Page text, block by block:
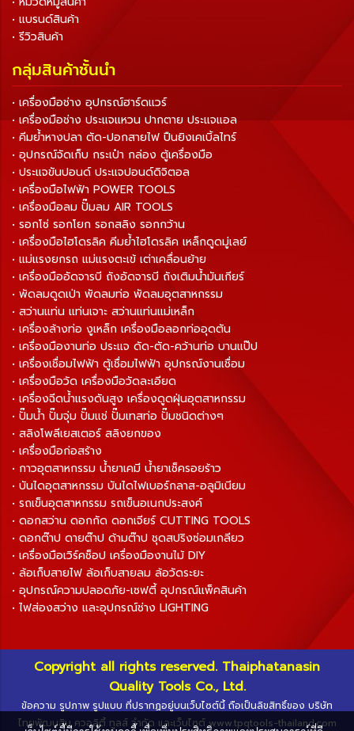
• แบรนด์สินค้า
• รีวิวสินค้า
กลุ่มสินค้าชั้นนำ
• เครื่องมือช่าง อุปกรณ์ฮาร์ดแวร์
• เครื่องมือช่าง ประแจแหวน ปากตาย ประแจแอล
• คีมย้ำหางปลา ตัด-ปอกสายไฟ ปืนยิงเคเบิ้ลไทร์
• อุปกรณ์จัดเก็บ กระเป๋า กล่อง ตู้เครื่องมือ
• ประแจขันปอนด์ ประแจปอนด์ดิจิตอล
• เครื่องมือไฟฟ้า POWER TOOLS
• เครื่องมือลม ปั๊มลม AIR TOOLS
• รอกโซ่ รอกโยก รอกสลิง รอกกว้าน
• เครื่องมือไฮโดรลิค คีมย้ำไฮโดรลิค เหล็กดูดมู่เลย์
• แม่แรงยกรถ แม่แรงตะเข้ เต่าเคลื่อนย้าย
• เครื่องมืออัดจารบี ถังอัดจารบี ถังเติมน้ำมันเกียร์
• พัดลมดูดเป่า พัดลมท่อ พัดลมอุตสาหกรรม
• สว่านแท่น แท่นเจาะ สว่านแท่นแม่เหล็ก
• เครื่องล้างท่อ งูเหล็ก เครื่องมือลอกท่ออุดตัน
• เครื่องมืองานท่อ ประแจ ดัด-ตัด-คว้านท่อ บานแป๊ป
• เครื่องเชื่อมไฟฟ้า ตู้เชื่อมไฟฟ้า อุปกรณ์งานเชื่อม
• เครื่องมือวัด เครื่องมือวัดละเอียด
• เครื่องฉีดน้ำแรงดันสูง เครื่องดูดฝุ่นอุตสาหกรรม
• ปั๊มน้ำ ปั๊มจุ่ม ปั๊มแช่ ปั๊มเทสท่อ ปั๊มชนิดต่างๆ
• สลิงโพลีเยสเตอร์ สลิงยกของ
• เครื่องมือก่อสร้าง
• กาวอุตสาหกรรม น้ำยาเคมี น้ำยาเช็ครอยร้าว
• บันไดอุตสาหกรรม บันไดไฟเบอร์กลาส-อลูมิเนียม
• รถเข็นอุตสาหกรรม รถเข็นอเนกประสงค์
• ดอกสว่าน ดอกกัด ดอกเจียร์ CUTTING TOOLS
• ดอกต๊าป ดายต๊าป ด้ามต๊าป ชุดสปริงซ่อมเกลียว
• เครื่องมือเวิร์คช็อป เครื่องมืองานไม้ DIY
• ล้อเก็บสายไฟ ล้อเก็บสายลม ล้อวัดระยะ
• อุปกรณ์ความปลอดภัย-เซฟตี้ อุปกรณ์แพ็คสินค้า
• ไฟส่องสว่าง และอุปกรณ์ช่าง LIGHTING
Copyright all rights reserved. Thaiphatanasin
Quality Tools Co., Ltd.
ข้อความ รูปภาพ รูปแบบ ที่ปรากฏอยู่บนเว็บไซต์นี้ ถือเป็นลิขสิทธิ์ของ บริษัท
ไทยพัฒนสิน ควอลิตี้ ทูลส์ จำกัด และเว็บไซต์ www.tpqtools-thailand.com